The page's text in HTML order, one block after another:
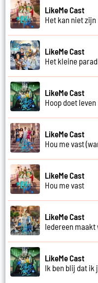
LikeMe Cast
Het kan niet zijn
LikeMe Cast
Het kleine
LikeMe Cast
Hoop doet leven
LikeMe Cast
Hou me vast
LikeMe Cast
Hou me vast
LikeMe Cast
Iedereen maakt
LikeMe Cast
Ik ben blij dat ik